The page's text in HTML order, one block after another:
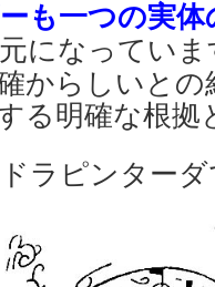
も一つの実
になってい
からしいと
る明確な根拠
ラピンター